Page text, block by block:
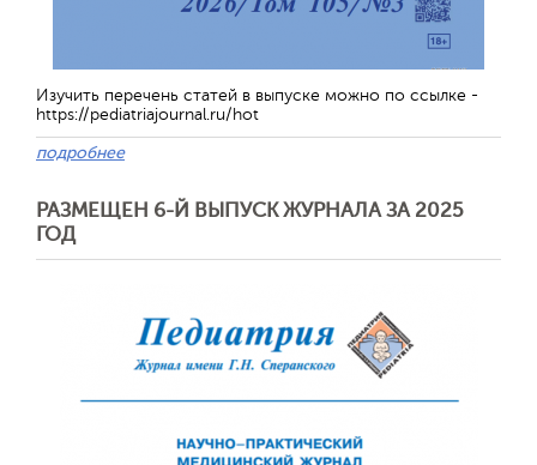
Изучить перечень статей в выпуске можно по ссылке -
https://pediatriajournal.ru/hot
подробнее
РАЗМЕЩЕН 6-Й ВЫПУСК ЖУРНАЛА ЗА 2025
ГОД